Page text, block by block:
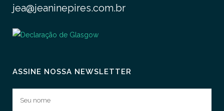
jea@jeaninepires.com.br
ASSINE NOSSA NEWSLETTER